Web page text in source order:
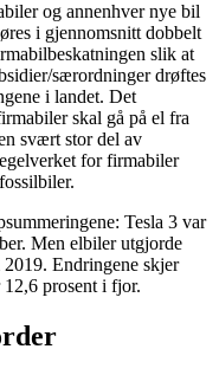
og annenhver nye bil
i gjennomsnitt dobbelt
slik at
særordninger drøftes
i landet. Det
skal gå på el fra
svært stor del av
for firmabiler
Tesla 3 var
Men elbiler utgjorde
Endringene skjer
12,6 prosent i fjor.